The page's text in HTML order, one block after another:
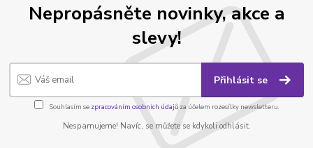
Nepropásněte novinky, akce a
slevy!
Přihlásit se
Souhlasím se zpracováním osobních údajůza účelem rozesílky newsletteru.
Nespamujeme! Navíc, se můžete se kdykoli odhlásit.